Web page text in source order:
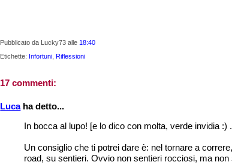
Pubblicato da Lucky73alle 18:40
Etichette: Infortuni Riflessioni
17 commenti:
Lucaha detto...
In bocca al lupo! [e lo dico con molta, verde invidia :)
Un consiglio che ti potrei dare è: nel tornare a
road, su sentieri. Ovvio non sentieri rocciosi, ma non